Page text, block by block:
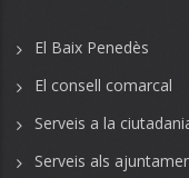
El Baix Penedès
El consell comarcal
Serveis a la
Serveis als